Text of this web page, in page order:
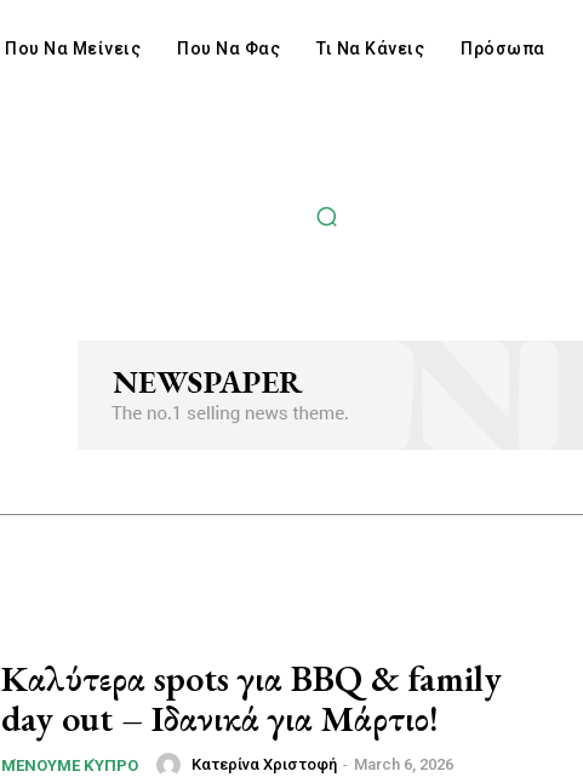
Που Να Μείνεις Που Να Φας Τι Να Κάνεις Πρόσωπα
Καλύτερα spots για BBQ & family
day out – Ιδανικά για Μάρτιο!
ΜΈΝΟΥΜΕ ΚΎΠΡΟ Κατερίνα Χριστοφή - March 6, 2026